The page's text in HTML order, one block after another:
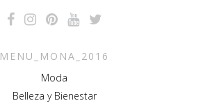
MENU_MONA_2016
Moda
Belleza y Bienestar